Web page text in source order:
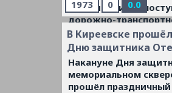
Спустя 6 минут
дорожно-
автодороги "Тула-
произошло
Логан" и "Хендай
1973 0 0.0
В Киреевске
Дню защитника
Накануне Дня
мемориальном
прошёл